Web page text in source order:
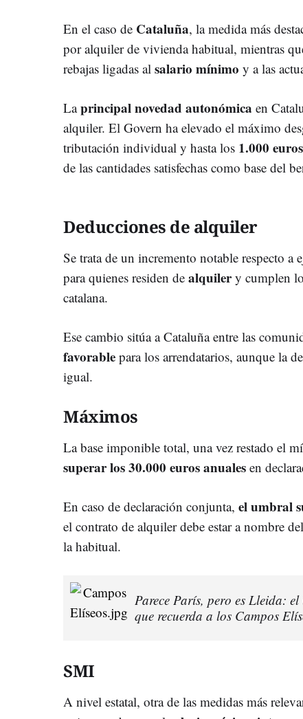
En el caso de Cataluña, la medida más
por alquiler de vivienda habitual, mientras
rebajas ligadas al salario mínimo y a las
Laprincipal novedad autonómica en
alquiler. El Govern ha elevado el máximo
tributación individual y hasta los 1.000 euros
de las cantidades satisfechas como base del
Deducciones de alquiler
Se trata de un incremento notable respecto
para quienes residen de alquilery cumplen
catalana.
Ese cambio sitúa a Cataluña entre las
favorable para los arrendatarios, aunque la
igual.
Máximos
La base imponible total, una vez restado el
superar los 30.000 euros anuales en
En caso de declaración conjunta, el umbral
el contrato de alquiler debe estar a nombre
la habitual.
Parece París, pero es Lleida:
que recuerda a los Campos
SMI
A nivel estatal, otra de las medidas más